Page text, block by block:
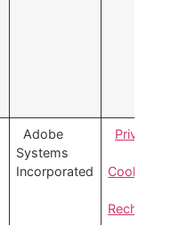
Adobe
Systems
Incorporated
Privacidad
Cookies
Rechazar